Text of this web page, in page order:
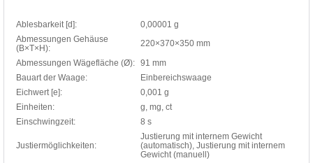
Ablesbarkeit [d]:
0,00001 g
Abmessungen Gehäuse
(B×T×H):
220×370×350 mm
Abmessungen Wägefläche (Ø): 91 mm
Bauart der Waage:
Einbereichswaage
Eichwert [e]:
0,001 g
Einheiten:
g, mg, ct
Einschwingzeit:
8 s
Justiermöglichkeiten:
Justierung mit internem Gewicht
(automatisch), Justierung mit internem
Gewicht (manuell)